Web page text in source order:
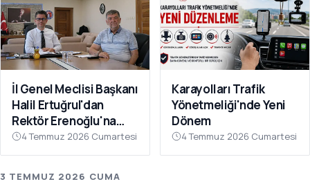
İl Genel Meclisi Başkanı
Halil Ertuğrul'dan
Rektör Erenoğlu'na
Ziyaret
4 Temmuz 2026 Cumartesi
Karayolları Trafik
Yönetmeliği'nde Yeni
Dönem
4 Temmuz 2026 Cumartesi
3 TEMMUZ 2026 CUMA